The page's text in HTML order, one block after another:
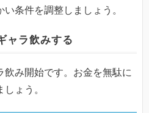
条件を調整しましょう。
ャラ飲みする
み開始です。お金を無駄に
ょう。